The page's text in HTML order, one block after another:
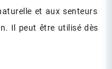
et aux senteurs
Il peut être utilisé dès